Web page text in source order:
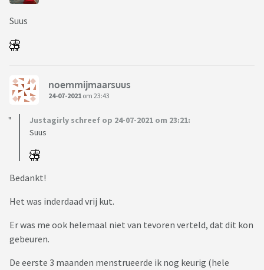
Suus
noemmijmaarsuus
24-07-2021 om 23:43
Justagirly schreef op 24-07-2021 om 23:21:
Suus
Bedankt!
Het was inderdaad vrij kut.
Er was me ook helemaal niet van tevoren verteld, dat dit kon
gebeuren.
De eerste 3 maanden menstrueerde ik nog keurig (hele